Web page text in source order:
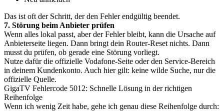
Das ist oft der Schritt, der den Fehler endgültig beendet.
7. Störung beim Anbieter prüfen
Wenn alles lokal passt, aber der Fehler bleibt, kann die Ursache auf
Anbieterseite liegen. Dann bringt dein Router-Reset nichts. Dann
musst du prüfen, ob gerade eine Störung vorliegt.
Nutze dafür die offizielle Vodafone-Seite oder den Service-Bereich
in deinem Kundenkonto. Auch hier gilt: keine wilde Suche, nur die
offizielle Quelle.
GigaTV Fehlercode 5012: Schnelle Lösung in der richtigen
Reihenfolge
Wenn ich wenig Zeit habe, gehe ich genau diese Reihenfolge durch: